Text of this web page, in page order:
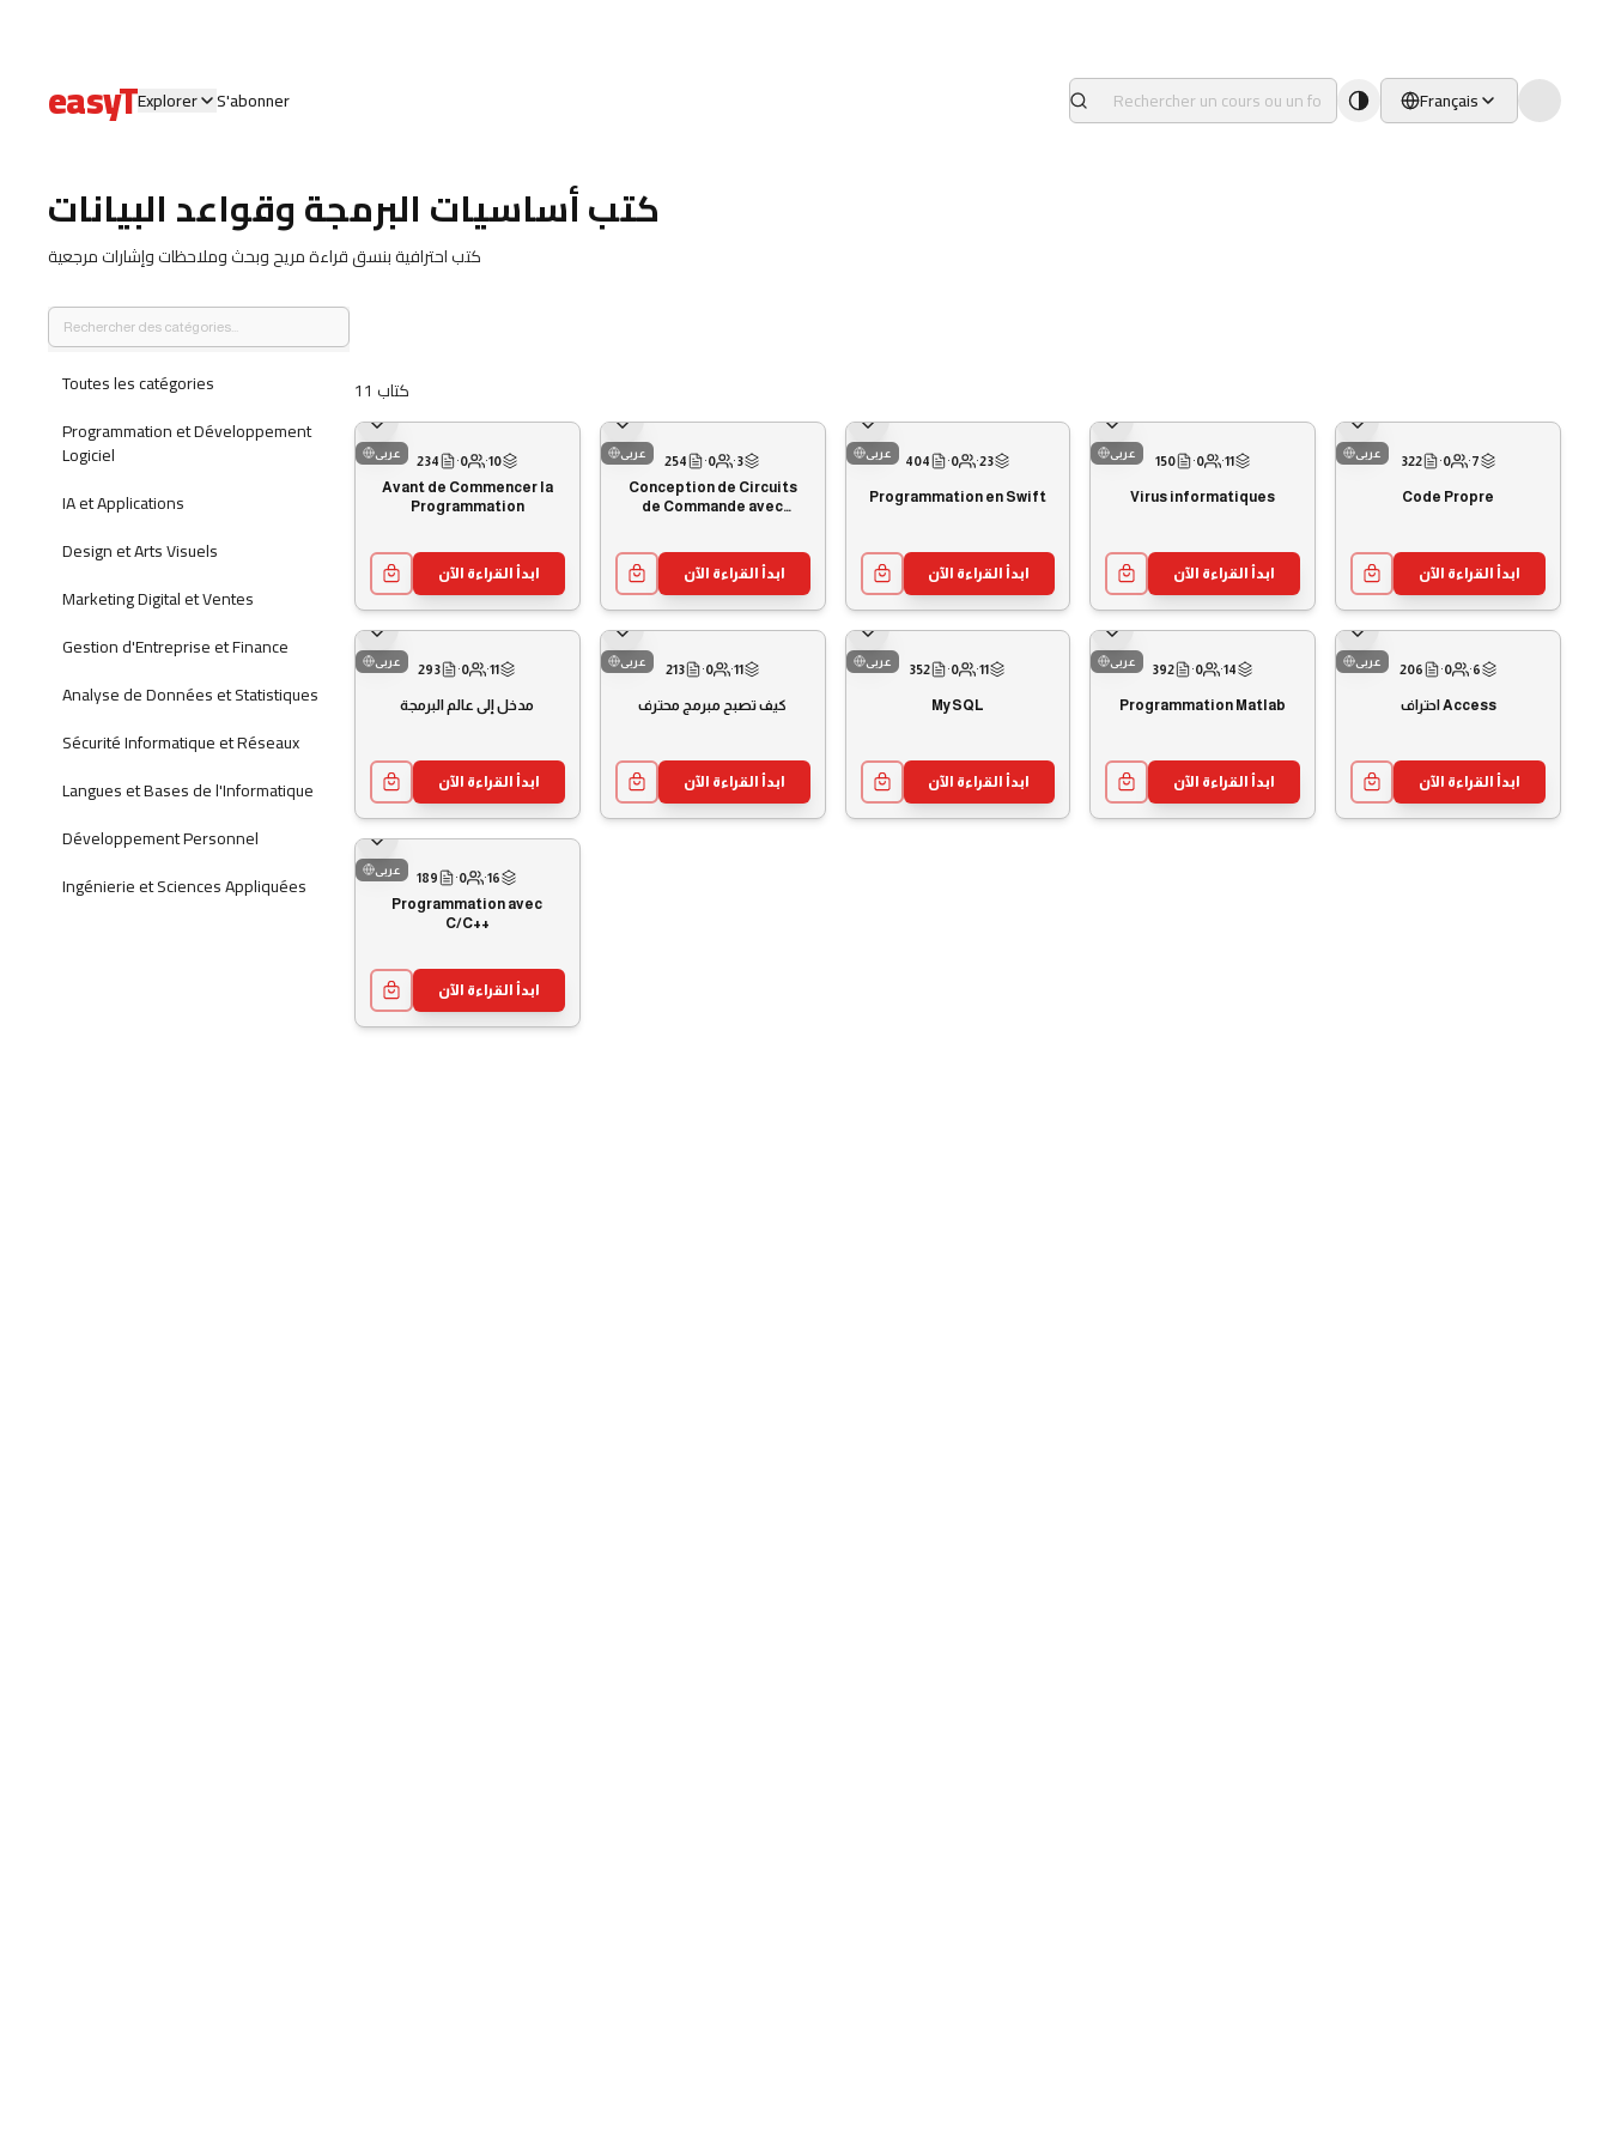
easyTExplorer S'abonner Français
كتب أساسيات البرمجة وقواعد البيانات
كتب احترافية بنسق قراءة مريح وبحث وملاحظات وإشارات مرجعية
Toutes les catégories
Programmation et Développement
Logiciel
IA et Applications
Design et Arts Visuels
Marketing Digital et Ventes
Gestion d'Entreprise et Finance
Analyse de Données et Statistiques
Sécurité Informatique et Réseaux
Langues et Bases de l'Informatique
Développement Personnel
Ingénierie et Sciences Appliquées
11 كتاب
عربى
234 ·0 ·10
Avant de Commencer la
Programmation
ابدأ القراءة الآن
عربى
254 ·0 ·3
Conception de Circuits
de Commande avec
ابدأ القراءة الآن
عربى
404 ·0 ·23
Programmation en Swift
ابدأ القراءة الآن
عربى
150 ·0 ·11
Virus informatiques
ابدأ القراءة الآن
عربى
322 ·0 ·7
Code Propre
ابدأ القراءة الآن
عربى
293 ·0 ·11
مدخل إلى عالم البرمجة
ابدأ القراءة الآن
عربى
213 ·0 ·11
كيف تصبح مبرمج محترف
ابدأ القراءة الآن
عربى
352 ·0 ·11
MySQL
ابدأ القراءة الآن
عربى
392 ·0 ·14
Programmation Matlab
ابدأ القراءة الآن
عربى
206 ·0 ·6
احتراف Access
ابدأ القراءة الآن
عربى
189 ·0 ·16
Programmation avec
C/C++
ابدأ القراءة الآن